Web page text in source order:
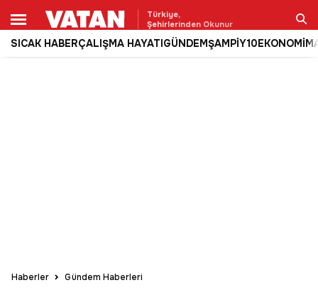
Türkiye,
Şehirlerinden Okunur
SICAK HABERÇALIŞMA HAYATIGÜNDEMŞAMPİY10EKONOMİ
Ara
Haberler Gündem Haberleri